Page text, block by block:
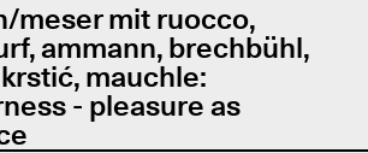
meser mit ruocco,
ammann, brechbühl,
mauchle:
- pleasure as